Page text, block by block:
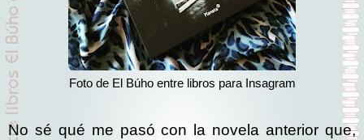
Foto de El Búho entre libros para Insagram
No sé qué me pasó con la novela anterior que,